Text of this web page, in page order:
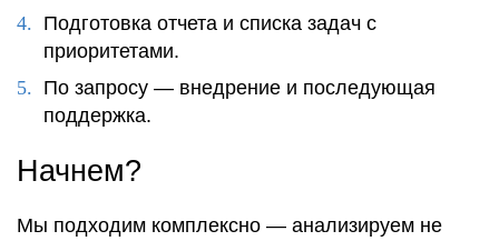
Подготовка отчета и списка задач с
приоритетами.
По запросу — внедрение и последующая
поддержка.
Начнем?
Мы подходим комплексно — анализируем не